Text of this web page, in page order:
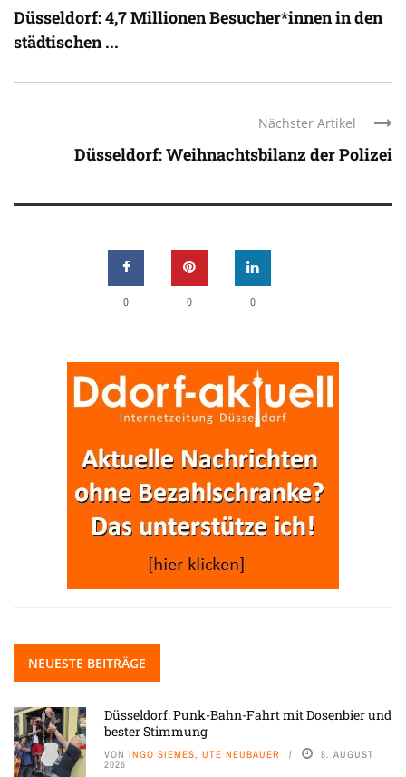
Düsseldorf: 4,7 Millionen Besucher*innen in den
städtischen ...
Nächster Artikel
Düsseldorf: Weihnachtsbilanz der Polizei
0 0 0
NEUESTE BEITRÄGE
Düsseldorf: Punk-Bahn-Fahrt mit Dosenbier und
bester Stimmung
VON INGO SIEMES, UTE NEUBAUER 8. AUGUST
2026